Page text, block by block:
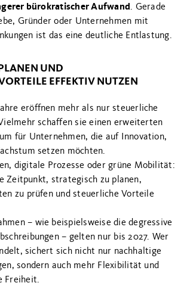
bürokratischer Aufwand. Gerade
Gründer oder Unternehmen mit
ist das eine deutliche Entlastung.
UND
EFFEKTIV NUTZEN
eröffnen mehr als nur steuerliche
schaffen sie einen erweiterten
für Unternehmen, die auf Innovation,
setzen möchten.
digitale Prozesse oder grüne Mobilität:
Zeitpunkt, strategisch zu planen,
zu prüfen und steuerliche Vorteile
– wie beispielsweise die degressive
– gelten nur bis 2027. Wer
sichert sich nicht nur nachhaltige
sondern auch mehr Flexibilität und
Freiheit.